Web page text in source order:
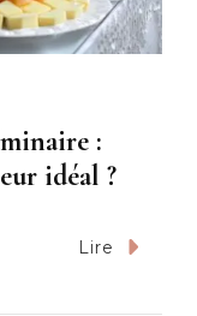
:
idéal ?
Lire